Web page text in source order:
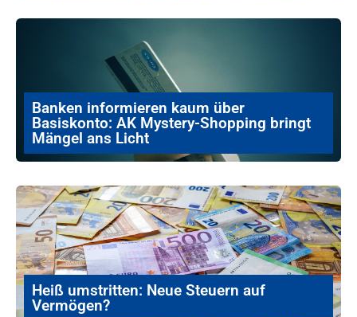
Banken informieren kaum über
Basiskonto: AK Mystery-Shopping bringt
Mängel ans Licht
Heiß umstritten: Neue Steuern auf
Vermögen?